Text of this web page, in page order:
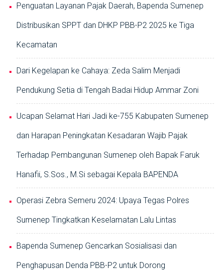
Penguatan Layanan Pajak Daerah, Bapenda Sumenep
Distribusikan SPPT dan DHKP PBB-P2 2025 ke Tiga
Kecamatan
Dari Kegelapan ke Cahaya: Zeda Salim Menjadi
Pendukung Setia di Tengah Badai Hidup Ammar Zoni
Ucapan Selamat Hari Jadi ke-755 Kabupaten Sumenep
dan Harapan Peningkatan Kesadaran Wajib Pajak
Terhadap Pembangunan Sumenep oleh Bapak Faruk
Hanafii, S.Sos., M.Si sebagai Kepala BAPENDA
Operasi Zebra Semeru 2024: Upaya Tegas Polres
Sumenep Tingkatkan Keselamatan Lalu Lintas
Bapenda Sumenep Gencarkan Sosialisasi dan
Penghapusan Denda PBB-P2 untuk Dorong